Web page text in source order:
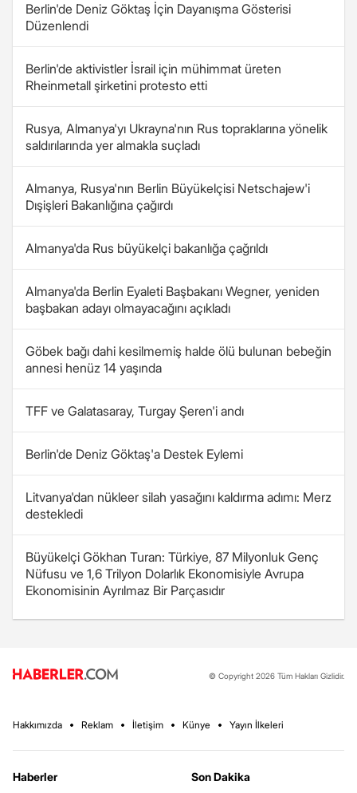
Berlin'de Deniz Göktaş İçin Dayanışma Gösterisi
Düzenlendi
Berlin'de aktivistler İsrail için mühimmat üreten
Rheinmetall şirketini protesto etti
Rusya, Almanya'yı Ukrayna'nın Rus topraklarına yönelik
saldırılarında yer almakla suçladı
Almanya, Rusya'nın Berlin Büyükelçisi Netschajew'i
Dışişleri Bakanlığına çağırdı
Almanya'da Rus büyükelçi bakanlığa çağrıldı
Almanya'da Berlin Eyaleti Başbakanı Wegner, yeniden
başbakan adayı olmayacağını açıkladı
Göbek bağı dahi kesilmemiş halde ölü bulunan bebeğin
annesi henüz 14 yaşında
TFF ve Galatasaray, Turgay Şeren'i andı
Berlin'de Deniz Göktaş'a Destek Eylemi
Litvanya'dan nükleer silah yasağını kaldırma adımı: Merz
destekledi
Büyükelçi Gökhan Turan: Türkiye, 87 Milyonluk Genç
Nüfusu ve 1,6 Trilyon Dolarlık Ekonomisiyle Avrupa
Ekonomisinin Ayrılmaz Bir Parçasıdır
© Copyright 2026 Tüm Hakları Gizlidir.
Hakkımızda Reklam İletişim Künye Yayın İlkeleri
Haberler
Son Dakika